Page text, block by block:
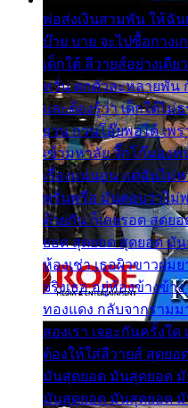
พ่อส่งเงินสามพัน ให้ฉั
บ๊าย บาย จะไปซื้อกางเ
เด็กใต้ ลีวายส์อย่างเดี
หวั่น ตกตัวละหลายพัน
และต้องรู้ว่า เด็กใต้ไม่
ยวน กวนโอ๊ยพอได้ เพ
เข้ามหาลัย จิ๊กโก๊มอง
เรื่องแน่นอน แต่ฉันไม่
พรั่นพรือ มันตอบว่าไม่พ
ด้วยกัน ก็เลยรอด สุดย
ยอด สุดยอด สุดยอด มั
ห้องเช่า เธอผิวขาวผม
จริงเธอ อยู่ห้องข้างข้า
ทองแดง กลับจากราม
สองเรา เจอะกันครั้งใ
ต้องให้ใส่ลีวายส์ สุดย
มันสุดยอด มันสุดยอด
มันสุดยอด มันสุดยอด